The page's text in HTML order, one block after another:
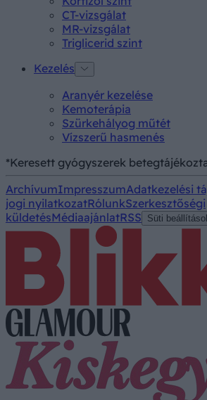
CT-vizsgálat
MR-vizsgálat
Triglicerid szint
Kezelés
Aranyér kezelése
Kemoterápia
Szürkehályog műtét
Vízszerű hasmenés
*Keresett gyógyszerek
ArchívumImpresszumAdatkezelési
jogi nyilatkozatRólunkSzerkesztőségi
küldetésMédiaajánlatRSS Süti